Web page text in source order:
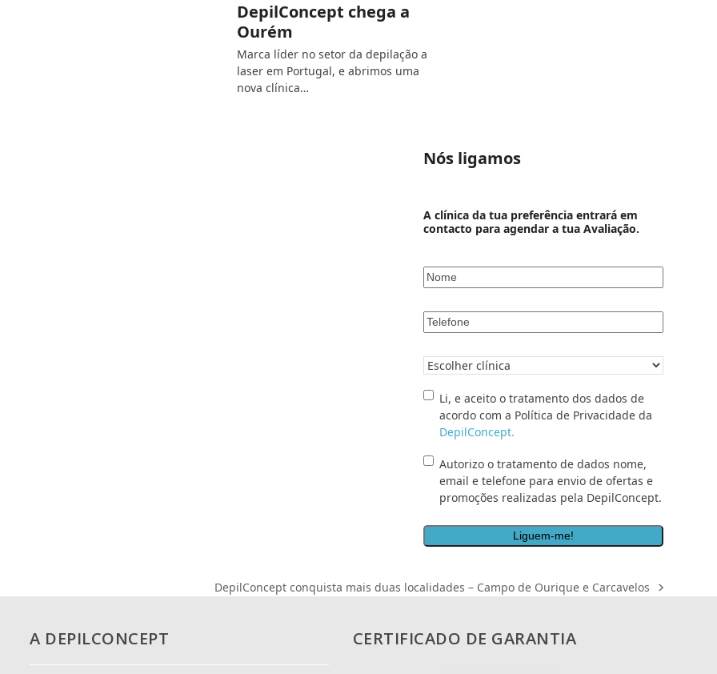
DepilConcept chega a
Ourém
Marca líder no setor da depilação a
laser em Portugal, e abrimos uma
nova clínica…
Nós ligamos
A clínica da tua preferência entrará em
contacto para agendar a tua Avaliação.
Nome*
Telefone*
Clínica
Li,
aceito
tratamento
dos
dados
acordo
com
Política
da
Li, e aceito o tratamento dos dados de
acordo com a Política de Privacidade da
DepilConcept.
Autorizo
tratamento
dados
nome,
e
envio
de
Autorizo o tratamento de dados nome,
email e telefone para envio de ofertas e
promoções realizadas pela DepilConcept.
next
DepilConcept conquista mais duas localidades – Campo de Ourique e Carcavelos
A DEPILCONCEPT CERTIFICADO DE GARANTIA